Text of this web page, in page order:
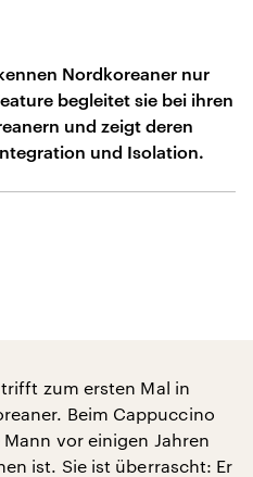
Nordkoreaner nur
begleitet sie bei ihren
und zeigt deren
und Isolation.
zum ersten Mal in
Beim Cappuccino
vor einigen Jahren
ist. Sie ist überrascht: Er